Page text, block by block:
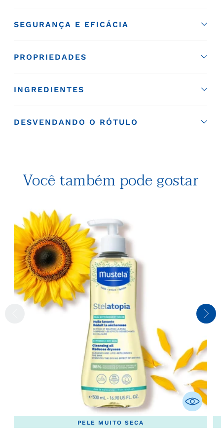
SEGURANÇA E EFICÁCIA
PROPRIEDADES
INGREDIENTES
DESVENDANDO O RÓTULO
Você também pode gostar
PELE MUITO SECA